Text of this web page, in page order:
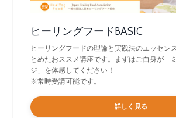
ヒーリングフードBASIC
ヒーリングフードの理論と実践法のエッセン
とめたおススメ講座です。まずはご自身が「
ジ」を体感してください！
※常時受講可能です。
詳しく見る